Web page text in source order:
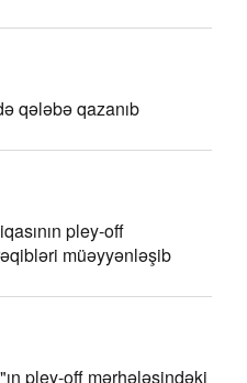
qələbə qazanıb
pley-off
müəyyənləşib
pley-off mərhələsindəki